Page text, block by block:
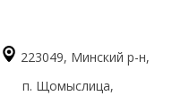
223049, Минский р-н,
п. Щомыслица,